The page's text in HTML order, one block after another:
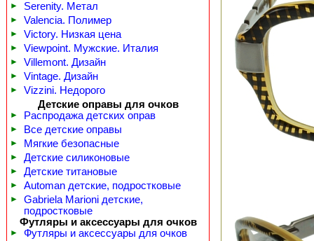
► Serenity. Метал
► Valencia. Полимер
► Victory. Низкая цена
► Viewpoint. Мужские. Италия
► Villemont. Дизайн
► Vintage. Дизайн
►
Vizzini. Недорого
Детские оправы для очков
► Распродажа детских оправ
► Все детские оправы
► Мягкие безопасные
► Детские силиконовые
► Детские титановые
► Automan детские, подростковые
►
Gabriela Marioni детские,
подростковые
Футляры и аксессуары для очков
►
Футляры и аксессуары для очков